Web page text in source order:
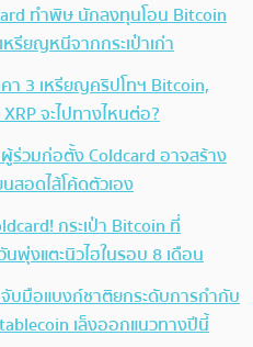
ทำพิษ นักลงทุนโอน Bitcoin
รียญหนีจากกระเป๋าเก่า
า 3 เหรียญคริปโทฯ Bitcoin,
จะไปทางไหนต่อ?
ร่วมก่อตั้ง Coldcard อาจสร้าง
อดไส้โค้ดตัวเอง
กระเป๋า Bitcoin ที่
นพุ่งแตะนิวไฮในรอบ 8 เดือน
บมือแบงก์ชาติยกระดับการกำกับ
เล็งออกแนวทางปีนี้